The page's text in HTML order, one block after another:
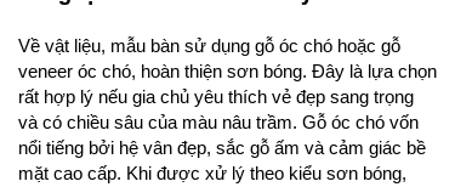
Về vật liệu, mẫu bàn sử dụng gỗ óc chó hoặc gỗ
veneer óc chó, hoàn thiện sơn bóng. Đây là lựa chọn
rất hợp lý nếu gia chủ yêu thích vẻ đẹp sang trọng
và có chiều sâu của màu nâu trầm. Gỗ óc chó vốn
nổi tiếng bởi hệ vân đẹp, sắc gỗ ấm và cảm giác bề
mặt cao cấp. Khi được xử lý theo kiểu sơn bóng,